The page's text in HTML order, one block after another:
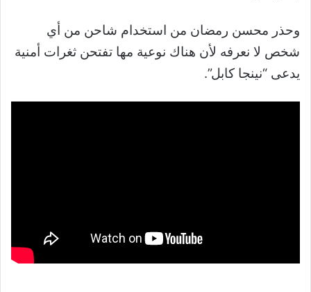
وحذر محسن رمضان من استخدام شاحن من أي
شخص لا نعرفه لأن هناك نوعية مها تفتحن ثغرات أمنية
يدعى “نينجا كابل”.